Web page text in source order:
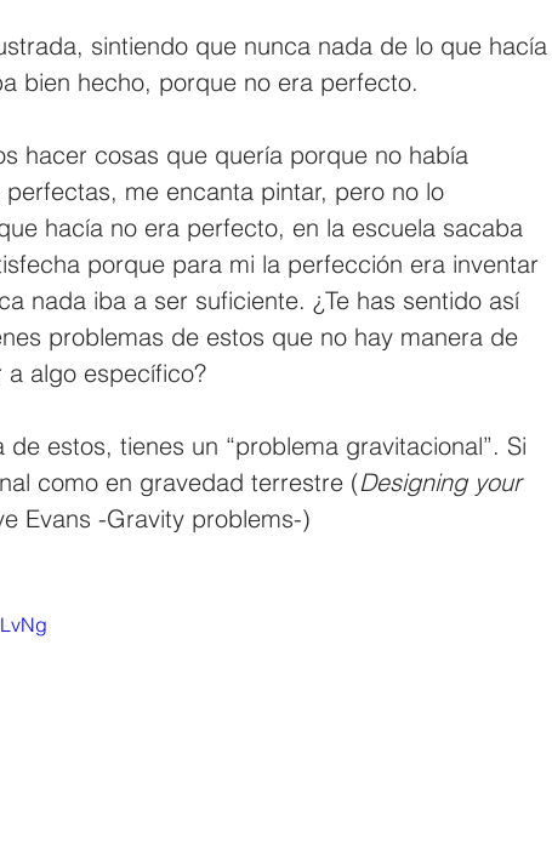
sintiendo que nunca nada de lo que hacía
bien hecho, porque no era perfecto.
hacer cosas que quería porque no había
me encanta pintar, pero no lo
hacía no era perfecto, en la escuela sacaba
porque para mi la perfección era inventar
nada iba a ser suficiente. ¿Te has sentido así
problemas de estos que no hay manera de
a algo específico?
de estos, tienes un “problema gravitacional”. Si
como en gravedad terrestre (Designing your
Evans -Gravity problems-)